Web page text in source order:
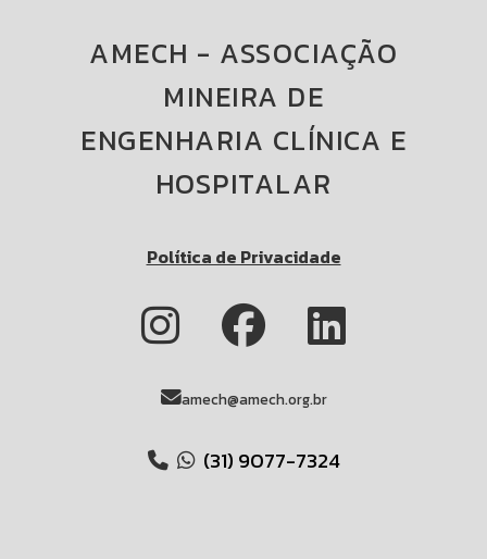
AMECH - ASSOCIAÇÃO
MINEIRA DE
ENGENHARIA CLÍNICA E
HOSPITALAR
Política de Privacidade
amech@amech.org.br
(31) 9077-7324